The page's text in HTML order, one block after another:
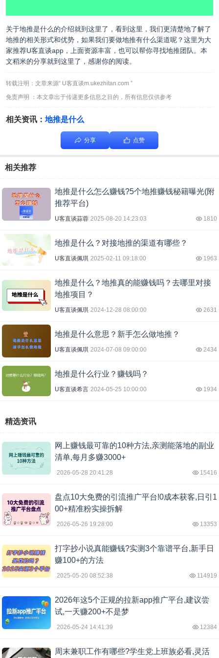
关于地推是什么的介绍就到这里了，看到这里，我们更清楚地了解了
地推的相关形式和优势，如果我们要做地推有什么渠道呢？这里为大
家推荐U客直谈app，上面资源丰富，也可以帮你寻找地推团队。本
文稻米的分享就到这里了，感谢你的阅读。
转载注明：文章来源“ U客直谈m.ukezhitan.com ”
免责声明 ：本文章出于传递更多信息之目的，所有信息仅供参考
相关资讯： 地推是什么
分享 点赞
相关推荐
地推是什么怎么赚钱?5个地推赚钱秘籍曝光(附
推荐平台)
U客直谈蒜蓉 2025-08-20 14:23:03 1810
地推是什么？对接地推的渠道有哪些？
U客直谈佩琪 2025-02-11 09:18:00 1963
地推是什么？地推真的能赚钱吗？去哪里对接
地推项目？
U客直谈佩琪 2024-12-28 08:00:00 2631
地推是什么意思？新手怎么做地推？
U客直谈佩琪 2024-07-08 09:00:00 2434
地推是什么行业？赚钱吗？
U客直谈希言 2024-05-25 10:00:00 1934
精选资讯
网上赚钱最可靠的10种方法,亲测能落地的副业
清单,每月多赚3000+
2026-05-28 20:41:28 15416
盘点10大免费的引流推广平台!0成本获客,日引1
00+精准粉实操拆解
2026-05-26 19:28:00 13353
打字抄小说真能赚钱?实测3个靠谱平台,新手日
赚100+的方法
2025-05-20 08:52:38 114919
2026年这5个正规的拉新app推广平台,建议尝
试,一天赚200+不是梦
2026-05-24 14:41:39 12384
周末兼职工作有哪些?学生党上班族必看,灵活